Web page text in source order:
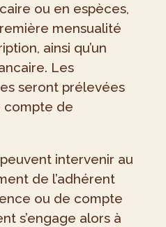
ou en espèces,
mensualité
ainsi qu’un
Les
seront prélevées
compte de
intervenir au
de l’adhérent
ou de compte
s’engage alors à